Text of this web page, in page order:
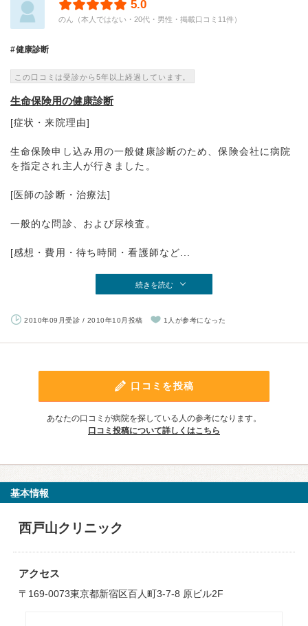
5.0
のん（本人ではない・20代・男性・掲載口コミ11件）
健康診断
この口コミは受診から5年以上経過しています。
生命保険用の健康診断
[症状・来院理由]
生命保険申し込み用の一般健康診断のため、保険会社に病院
を指定され主人が行きました。
[医師の診断・治療法]
一般的な問診、および尿検査。
[感想・費用・待ち時間・看護師など...
続きを読む
2010年09月受診 / 2010年10月投稿 1人が参考になった
口コミを投稿
あなたの口コミが病院を探している人の参考になります。
口コミ投稿について詳しくはこちら
基本情報
西戸山クリニック
アクセス
〒169-0073東京都新宿区百人町3-7-8 原ビル2F